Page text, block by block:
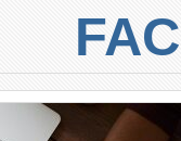
ai&のAI
運転、
タを監視
ートルに
ターゲッ
離は